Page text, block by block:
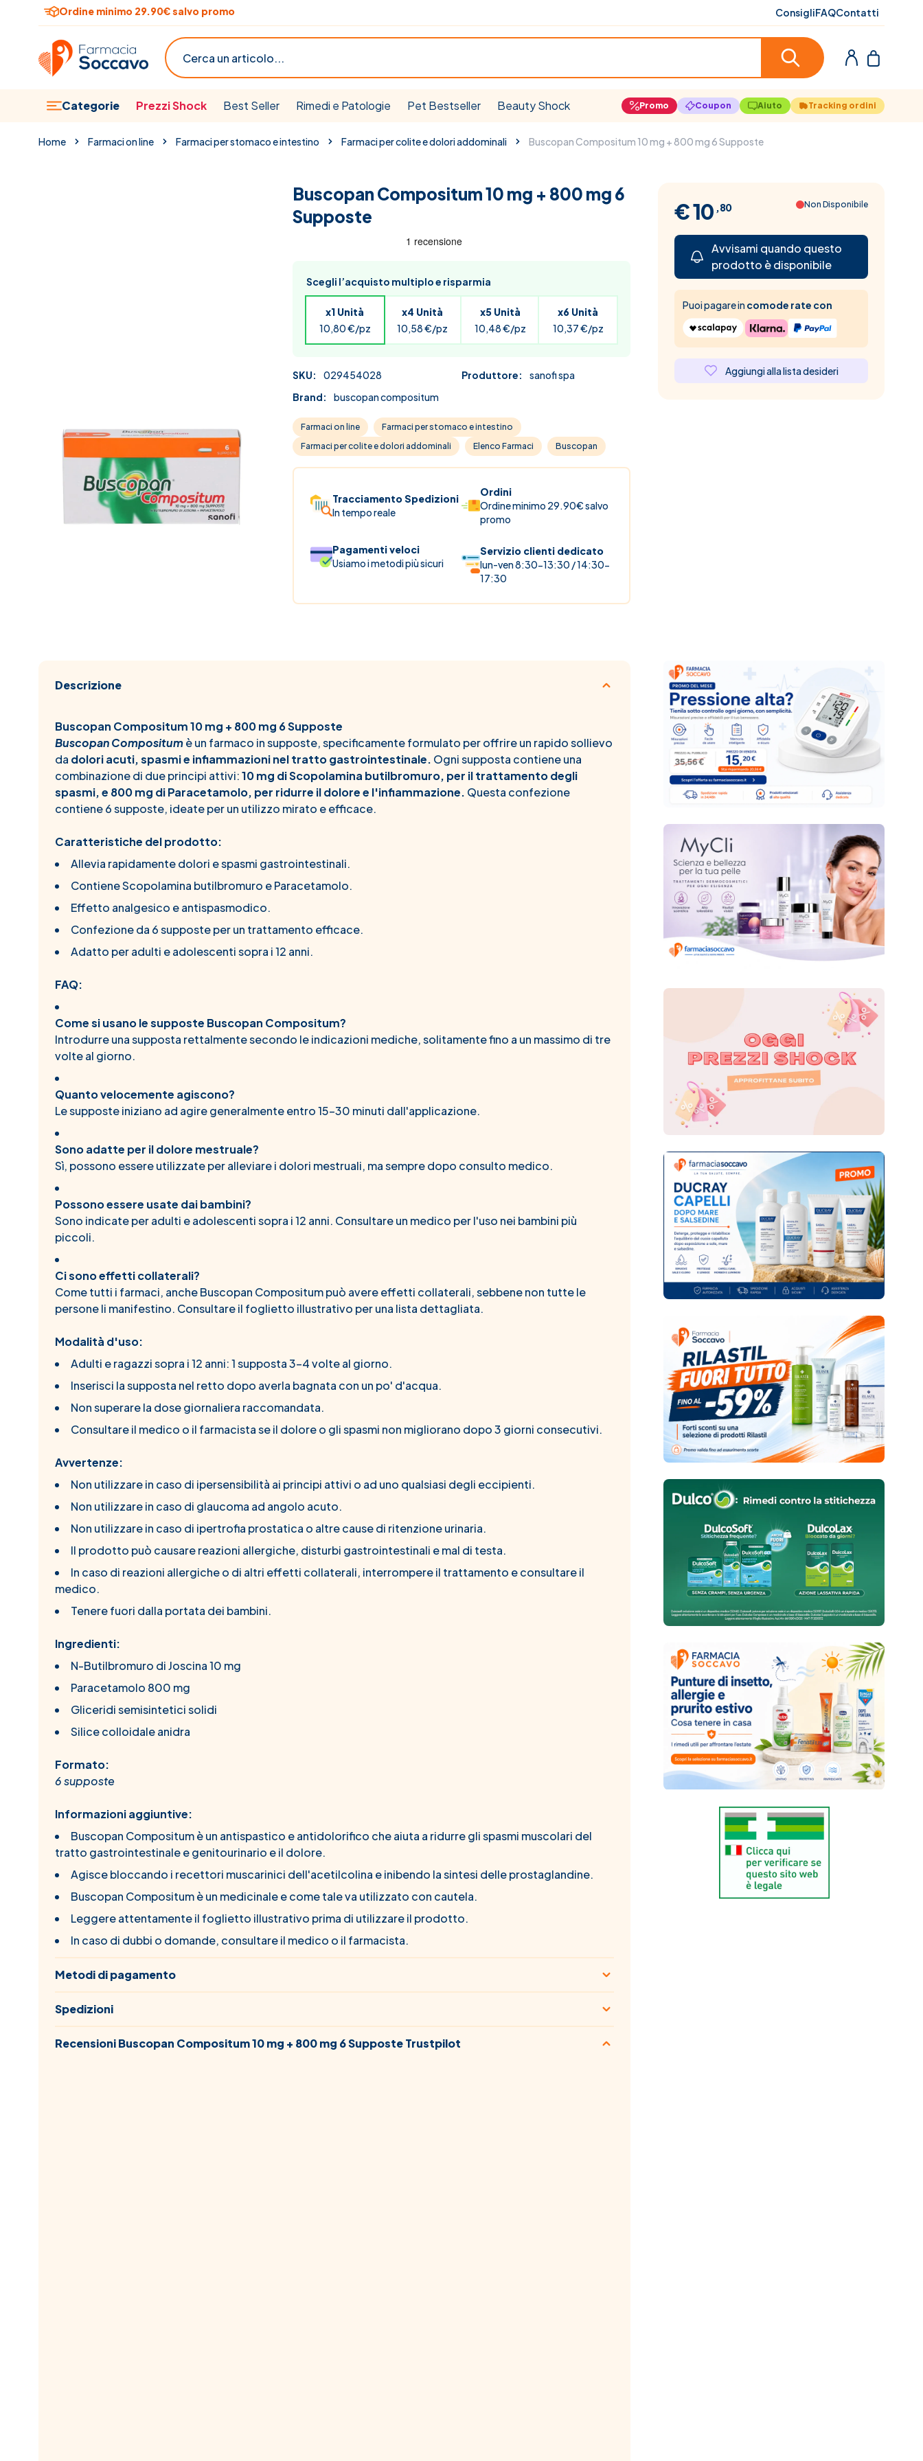
Salta al contenuto
Ordine minimo 29.90€ salvo promo ConsigliFAQContatti
Categorie Prezzi Shock Best Seller Rimedi e Patologie Pet Bestseller Beauty Shock Promo Coupon Aiuto Tracking ordini
Cerca
Home Farmaci on line Farmaci per stomaco e intestino Farmaci per colite e dolori addominali Buscopan Compositum 10 mg + 800 mg 6 Supposte
Buscopan Compositum 10 mg + 800 mg 6
Supposte
Scegli l’acquisto multiplo e risparmia
x1 Unità
10,80 €/pz
x4 Unità
10,58 €/pz
x5 Unità
10,48 €/pz
x6 Unità
10,37 €/pz
SKU: 029454028 Produttore:
sanofi spa
Brand:
buscopan compositum
Farmaci on line
Farmaci per stomaco e intestino
Farmaci per colite e dolori addominali
Elenco Farmaci Buscopan
Tracciamento Spedizioni
In tempo reale
Ordini
Ordine minimo 29.90€ salvo
promo
Pagamenti veloci
Usiamo i metodi più sicuri
Servizio clienti dedicato
lun-ven 8:30-13:30 / 14:30-
17:30
€ 10 ,80 Non Disponibile
Avvisami quando questo
prodotto è disponibile
Puoi pagare incomode rate con
Aggiungi alla lista desideri
Descrizione
Buscopan Compositum 10 mg + 800 mg 6 Supposte
Buscopan Compositumè un farmaco in supposte, specificamente formulato per offrire un rapido sollievo
da dolori acuti, spasmi e infiammazioni nel tratto gastrointestinale. Ogni supposta contiene una
combinazione di due principi attivi:10 mg di Scopolamina butilbromuro, per il trattamento degli
spasmi, e 800 mg di Paracetamolo, per ridurre il dolore e l'infiammazione. Questa confezione
contiene 6 supposte, ideate per un utilizzo mirato e efficace.
Caratteristiche del prodotto:
Allevia rapidamente dolori e spasmi gastrointestinali.
Contiene Scopolamina butilbromuro e Paracetamolo.
Effetto analgesico e antispasmodico.
Confezione da 6 supposte per un trattamento efficace.
Adatto per adulti e adolescenti sopra i 12 anni.
FAQ:
Come si usano le supposte Buscopan Compositum?
Introdurre una supposta rettalmente secondo le indicazioni mediche, solitamente fino a un massimo di tre
volte al giorno.
Quanto velocemente agiscono?
Le supposte iniziano ad agire generalmente entro 15-30 minuti dall'applicazione.
Sono adatte per il dolore mestruale?
Sì, possono essere utilizzate per alleviare i dolori mestruali, ma sempre dopo consulto medico.
Possono essere usate dai bambini?
Sono indicate per adulti e adolescenti sopra i 12 anni. Consultare un medico per l'uso nei bambini più
piccoli.
Ci sono effetti collaterali?
Come tutti i farmaci, anche Buscopan Compositum può avere effetti collaterali, sebbene non tutte le
persone li manifestino. Consultare il foglietto illustrativo per una lista dettagliata.
Modalità d'uso:
Adulti e ragazzi sopra i 12 anni: 1 supposta 3-4 volte al giorno.
Inserisci la supposta nel retto dopo averla bagnata con un po' d'acqua.
Non superare la dose giornaliera raccomandata.
Consultare il medico o il farmacista se il dolore o gli spasmi non migliorano dopo 3 giorni consecutivi.
Avvertenze:
Non utilizzare in caso di ipersensibilità ai principi attivi o ad uno qualsiasi degli eccipienti.
Non utilizzare in caso di glaucoma ad angolo acuto.
Non utilizzare in caso di ipertrofia prostatica o altre cause di ritenzione urinaria.
Il prodotto può causare reazioni allergiche, disturbi gastrointestinali e mal di testa.
In caso di reazioni allergiche o di altri effetti collaterali, interrompere il trattamento e consultare il
medico.
Tenere fuori dalla portata dei bambini.
Ingredienti:
N-Butilbromuro di Joscina 10 mg
Paracetamolo 800 mg
Gliceridi semisintetici solidi
Silice colloidale anidra
Formato:
6 supposte
Informazioni aggiuntive:
Buscopan Compositum è un antispastico e antidolorifico che aiuta a ridurre gli spasmi muscolari del
tratto gastrointestinale e genitourinario e il dolore.
Agisce bloccando i recettori muscarinici dell'acetilcolina e inibendo la sintesi delle prostaglandine.
Buscopan Compositum è un medicinale e come tale va utilizzato con cautela.
Leggere attentamente il foglietto illustrativo prima di utilizzare il prodotto.
In caso di dubbi o domande, consultare il medico o il farmacista.
Metodi di pagamento
Spedizioni
Recensioni Buscopan Compositum 10 mg + 800 mg 6 Supposte Trustpilot